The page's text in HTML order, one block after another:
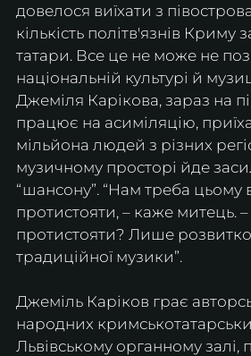
довелося виїхати з
кількість політв'язнів Криму
татари. Все це не може не
національній культурі й
Джеміля Карікова, зараз на
працює на асиміляцію,
мільйона людей з різних
музичному просторі йде
“шансону”. “Нам треба цьому
протистояти, – каже митець.
протистояти? Лише
традиційної музики”.
Джеміль Каріков грає
народних
Львівському органному залі,